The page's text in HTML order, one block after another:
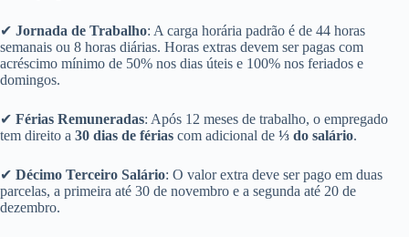
✔ Jornada de Trabalho: A carga horária padrão é de 44 horas
semanais ou 8 horas diárias. Horas extras devem ser pagas com
acréscimo mínimo de 50% nos dias úteis e 100% nos feriados e
domingos.
✔ Férias Remuneradas: Após 12 meses de trabalho, o empregado
tem direito a 30 dias de férias com adicional de ⅓ do salário.
✔ Décimo Terceiro Salário: O valor extra deve ser pago em duas
parcelas, a primeira até 30 de novembro e a segunda até 20 de
dezembro.